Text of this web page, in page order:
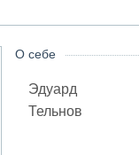
О себе
Эдуард
Тельнов